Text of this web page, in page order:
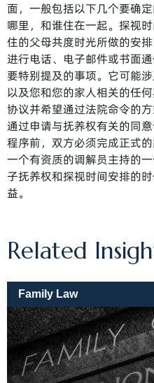
面，一般包括以下几个要确
哪里，和谁住在一起。探视
住的父母共度时光所做的安
进行电话、电子邮件或书面
要特别提及的事项。它可能
以及您和您的家人相关的任
协议并希望通过法院命令的
通过申请与抚养权有关的同
程序前，双方必须完成正式
一个有资质的调解员主持的
子抚养权和探视时间安排的
益。
Related
Family Law